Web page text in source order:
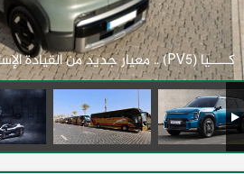
كـــــيا (PV5) .. معيار جديد من القيادة الإستثنائية